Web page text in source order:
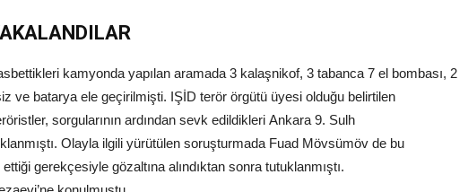
kamyonda yapılan aramada 3 kalaşnikof, 3 tabanca 7 el bombası, 2
ve batarya ele geçirilmişti. IŞİD terör örgütü üyesi olduğu belirtilen
sorgularının ardından sevk edildikleri Ankara 9. Sulh
Olayla ilgili yürütülen soruşturmada Fuad Mövsümöv de bu
gerekçesiyle gözaltına alındıktan sonra tutuklanmıştı.